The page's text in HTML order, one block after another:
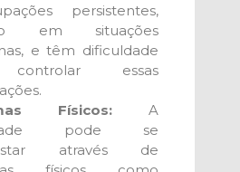
persistentes,
em situações
e têm dificuldade
essas
Físicos: A
pode se
através de